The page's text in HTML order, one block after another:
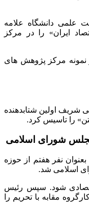
عضویت هیت علمی دانشگاه علامه
ایران» را در مرکز
1395 بعنوان مدیر نمونه مرکز پژوهش های
شریف اولین شتابدهنده
را تاسیس کرد.
شورای اسلامی
با 801 هزار رای بعنوان نفر هفتم از حوزه
اسلامی شد.
شود. سپس رئیس
مقابه با تحریم را